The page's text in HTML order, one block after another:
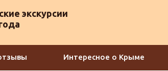
экскурсии
Интересное о Крыме